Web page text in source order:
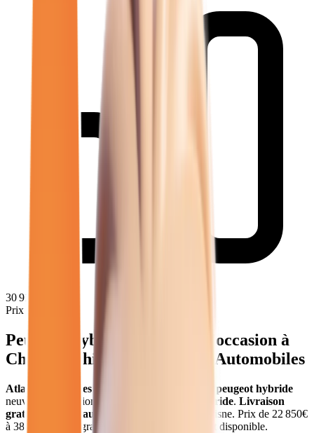
30 913
Prix moyen
Peugeot Hybride neuves et d'occasion à
Château-Thierry
) - Atlas Automobiles
Atlas Automobiles
peugeot hybride
neuves et d'occasion
hybride. Livraison
gratuite à
Château-Thierry Aisne. Prix de 22 850€
à 38 450 €. Essai gratuit, garantie et financement disponible.